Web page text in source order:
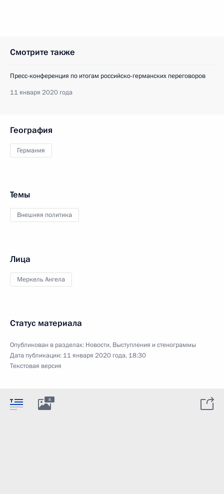
Смотрите также
Пресс-конференция по итогам российско-германских переговоров
11 января 2020 года
География
Германия
Темы
Внешняя политика
Лица
Меркель Ангела
Статус материала
Опубликован в разделах: Новости, Выступления и стенограммы
Дата публикации: 11 января 2020 года, 18:30
Текстовая версия
8